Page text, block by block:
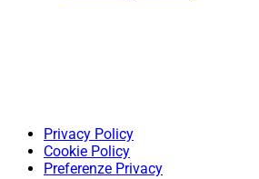
Privacy Policy
Cookie Policy
Preferenze Privacy